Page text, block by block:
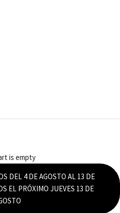
is empty
DEL 4 DE AGOSTO AL 13 DE
EL PRÓXIMO JUEVES 13 DE